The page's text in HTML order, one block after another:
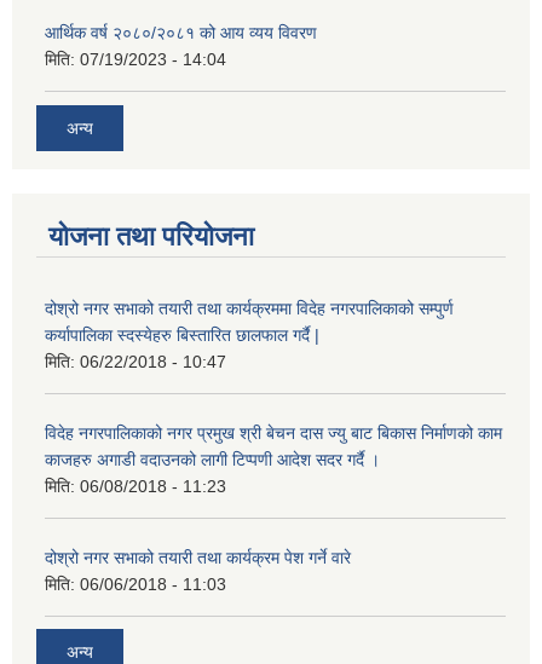
आर्थिक वर्ष २०८०/२०८१ को आय व्यय विवरण
मिति: 07/19/2023 - 14:04
अन्य
योजना तथा परियोजना
दोश्रो नगर सभाको तयारी तथा कार्यक्रममा विदेह नगरपालिकाको सम्पुर्ण
कर्यापालिका स्दस्येहरु बिस्तारित छालफाल गर्दै |
मिति: 06/22/2018 - 10:47
विदेह नगरपालिकाको नगर प्रमुख श्री बेचन दास ज्यु बाट बिकास निर्माणको काम
काजहरु अगाडी वदाउनको लागी टिप्पणी आदेश सदर गर्दै ।
मिति: 06/08/2018 - 11:23
दोश्रो नगर सभाको तयारी तथा कार्यक्रम पेश गर्ने वारे
मिति: 06/06/2018 - 11:03
अन्य